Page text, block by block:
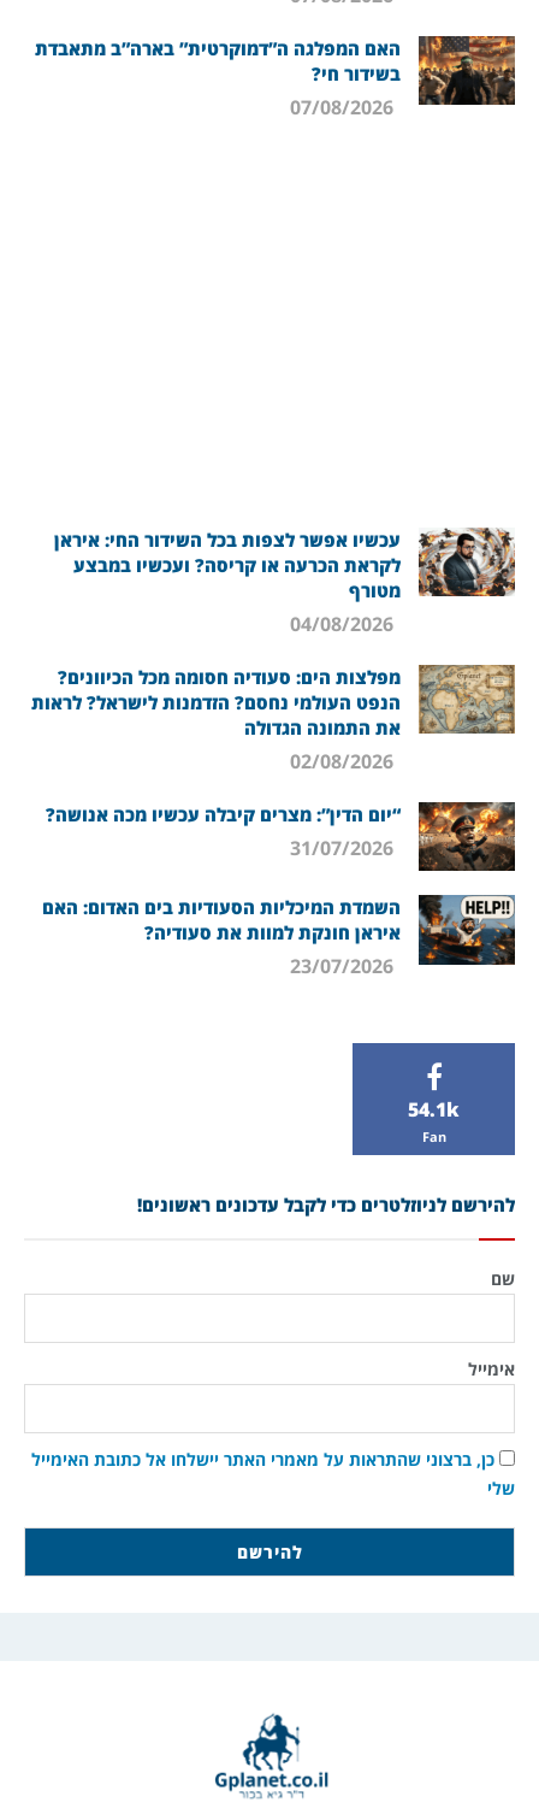
האם המפלגה ה”דמוקרטית” בארה”ב מתאבדת
בשידור חי?
עכשיו אפשר לצפות בכל השידור החי: איראן
לקראת הכרעה או קריסה? ועכשיו במבצע
מטורף
מפלצות הים: סעודיה חסומה מכל הכיוונים?
הנפט העולמי נחסם? הזדמנות לישראל? לראות
את התמונה הגדולה
“יום הדין”: מצרים קיבלה עכשיו מכה אנושה?
השמדת המיכליות הסעודיות בים האדום: האם
איראן חונקת למוות את סעודיה?
54.1k
Fan
להירשם לניוזלטרים כדי לקבל עדכונים ראשונים!
שם
אימייל
כן, ברצוני שהתראות על מאמרי האתר יישלחו אל כתובת האימייל
שלי